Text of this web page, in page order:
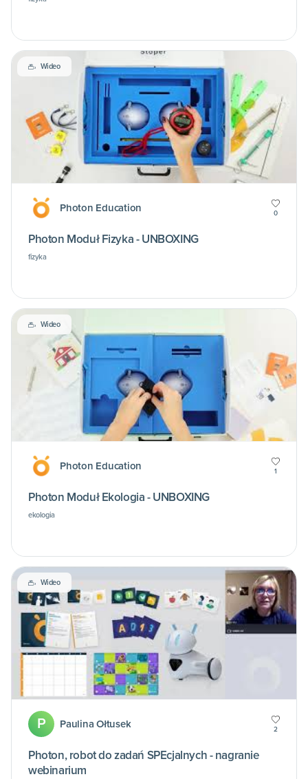
Wideo
Photon Education 0
Photon Moduł Fizyka - UNBOXING
fizyka
Wideo
Photon Education 1
Photon Moduł Ekologia - UNBOXING
ekologia
Wideo
P Paulina Ołtusek 2
Photon, robot do zadań SPEcjalnych - nagranie
webinarium